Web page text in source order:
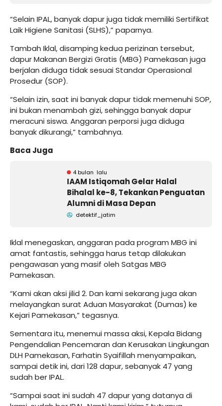
“Selain IPAL, banyak dapur juga tidak memiliki Sertifikat
Laik Higiene Sanitasi (SLHS),” paparnya.
Tambah Iklal, disamping kedua perizinan tersebut,
dapur Makanan Bergizi Gratis (MBG) Pamekasan juga
berjalan diduga tidak sesuai Standar Operasional
Prosedur (SOP).
“Selain izin, saat ini banyak dapur tidak memenuhi SOP,
ini bukan menambah gizi, sehingga banyak dapur
meracuni siswa. Anggaran perporsi juga diduga
banyak dikurangi,” tambahnya.
Baca Juga
4 bulan lalu
IAAM Istiqomah Gelar Halal
Bihalal ke-8, Tekankan Penguatan
Alumni di Masa Depan
detektif_jatim
Iklal menegaskan, anggaran pada program MBG ini
amat fantastis, sehingga harus tetap dilakukan
pengawasan yang masif oleh Satgas MBG
Pamekasan.
“Kami akan aksi jilid 2. Dan kami sekarang juga akan
melayangkan surat Aduan Masyarakat (Dumas) ke
Kejari Pamekasan,” tegasnya.
Sementara itu, menemui massa aksi, Kepala Bidang
Pengendalian Pencemaran dan Kerusakan Lingkungan
DLH Pamekasan, Farhatin Syaifillah menyampaikan,
sampai detik ini, dari 128 dapur, sebanyak 47 yang
sudah ber IPAL.
“Sampai saat ini sudah 47 dapur yang datanya di